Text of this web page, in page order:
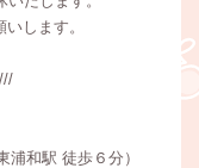
します。
和駅 徒歩６分）